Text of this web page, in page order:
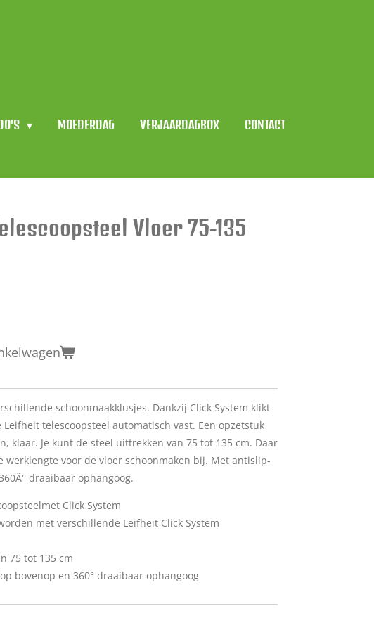
MOEDERDAG VERJAARDAGBOX CONTACT
Vloer 75-135
schoonmaakklusjes. Dankzij Click System klikt
Leifheit telescoopsteel automatisch vast. Een opzetstuk
klaar. Je kunt de steel uittrekken van 75 tot 135 cm. Daar
werklengte voor de vloer schoonmaken bij. Met antislip-
draaibaar ophangoog.
Click System
met verschillende Leifheit Click System
75 tot 135 cm
bovenop en 360° draaibaar ophangoog